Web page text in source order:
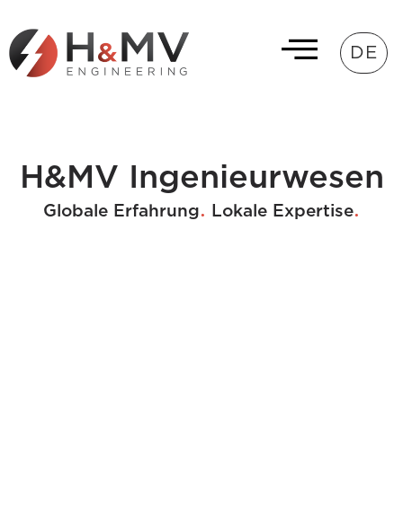
DE
H&MV Ingenieurwesen
Globale Erfahrung. Lokale Expertise.